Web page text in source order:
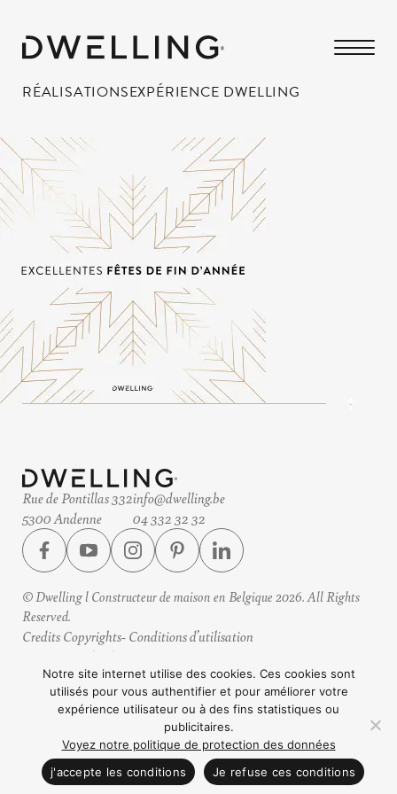
RÉALISATIONSEXPÉRIENCE DWELLING
CONTACTEZ NOUS
Rue de Pontillas 332
5300 Andenne
info@dwelling.be
04 332 32 32
© Dwelling l Constructeur de maison en Belgique 2026. All Rights
Reserved.
Credits Copyrights Conditions d’utilisation
Protection des données
Design by eteamsys
Notre site internet utilise des cookies. Ces cookies sont
utilisés pour vous authentifier et pour améliorer votre
expérience utilisateur ou à des fins statistiques ou
publicitaires.
Voyez notre politique de protection des données
j'accepte les conditions
Je refuse ces conditions